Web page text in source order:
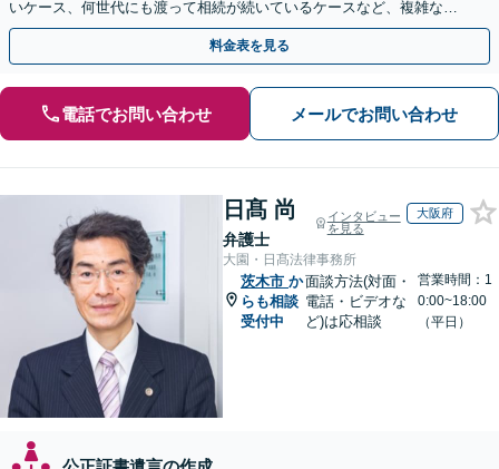
いケース、何世代にも渡って相続が続いているケースなど、複雑な事
案でも対応！協議、調停、審判どのフェーズからも相談可
料金表を見る
電話でお問い合わせ メールでお問い合わせ
日髙 尚
弁護士
インタビュー
を見る
大阪府
大園・日髙法律事務所
茨木市 か
らも相談
受付中
面談方法(対面・
電話・ビデオな
ど)は応相談
営業時間：1
0:00~18:00
（平日）